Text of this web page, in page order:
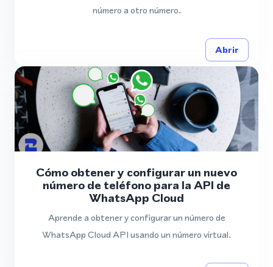
número a otro número.
Abrir
Cómo obtener y configurar un nuevo
número de teléfono para la API de
WhatsApp Cloud
Aprende a obtener y configurar un número de
WhatsApp Cloud API usando un número virtual.